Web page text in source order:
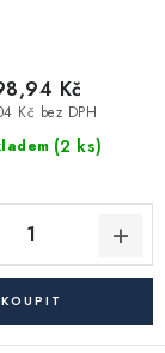
(2 ks)
Kč bez DPH
Kč